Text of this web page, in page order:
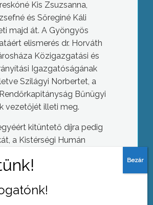
Kis Zsuzsanna,
és Sőreginé Káli
majd át. A Gyöngyös
elismerés dr. Horváth
Közigazgatási és
Igazgatóságának
Szilágyi Norbertet, a
Bűnügyi
vezetőjét illeti meg.
kitüntető díjra pedig
a Kistérségi Humán
mesterszakácsot
felé a gyöngyösi
az egész napos orvosi